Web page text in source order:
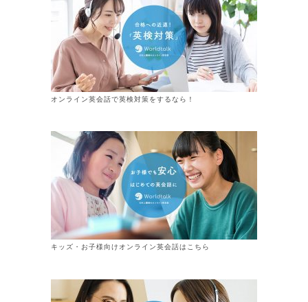
オンライン英会話で英検対策をするなら！
キッズ・お子様向けオンライン英会話はこちら